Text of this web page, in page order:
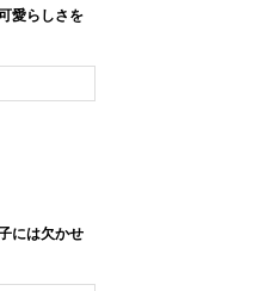
愛らしさを
には欠かせ